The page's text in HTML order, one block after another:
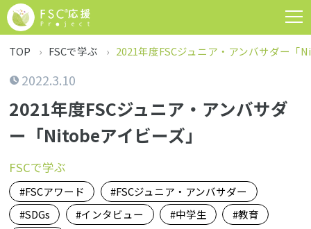
TOP FSCで学ぶ 2021年度FSCジュニア・アンバサダー「
2022.3.10
2021年度FSCジュニア・アンバサダ
ー「Nitobeアイビーズ」
FSCで学ぶ
FSCアワード
FSCジュニア・アンバサダー
SDGs
インタビュー 中学生
教育